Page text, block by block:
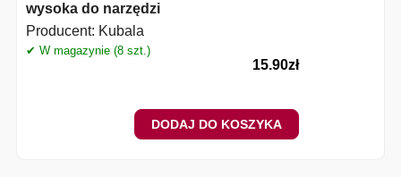
wysoka do narzędzi
Producent: Kubala
✔ W magazynie (8 szt.)
15.90zł
DODAJ DO KOSZYKA